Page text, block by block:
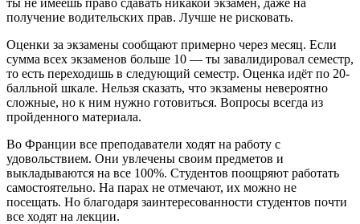
получение водительских прав. Лучше не рисковать.
Оценки за экзамены сообщают примерно через месяц. Если
сумма всех экзаменов больше 10 — ты завалидировал семестр,
то есть переходишь в следующий семестр. Оценка идёт по 20-
балльной шкале. Нельзя сказать, что экзамены невероятно
сложные, но к ним нужно готовиться. Вопросы всегда из
пройденного материала.
Во Франции все преподаватели ходят на работу с
удовольствием. Они увлечены своим предметов и
выкладываются на все 100%. Студентов поощряют работать
самостоятельно. На парах не отмечают, их можно не
посещать. Но благодаря заинтересованности студентов почти
все ходят на лекции.